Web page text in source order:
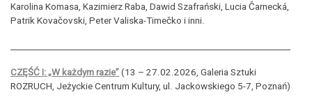
Karolina Komasa, Kazimierz Raba, Dawid Szafrański, Lucia Čarnecká,
Patrik Kovačovski, Peter Valiska-Timečko i inni.
CZĘŚĆ I: „W każdym razie” (13 – 27.02.2026, Galeria Sztuki
ROZRUCH, Jeżyckie Centrum Kultury, ul. Jackowskiego 5-7, Poznań)